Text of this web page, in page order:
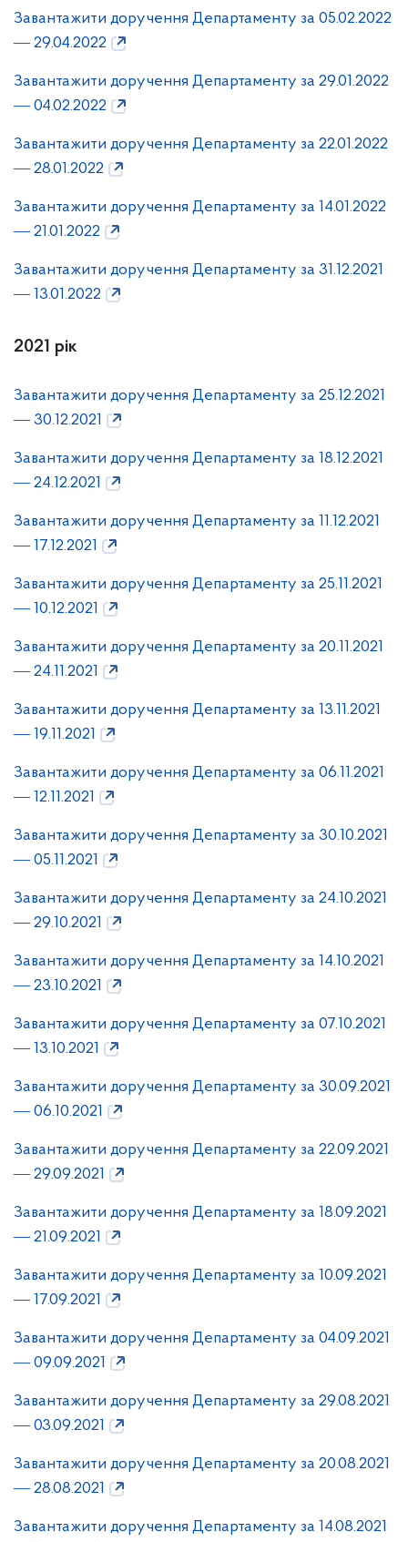
Завантажити доручення Департаменту за 05.02.2022
― 29.04.2022
Завантажити доручення Департаменту за 29.01.2022
― 04.02.2022
Завантажити доручення Департаменту за 22.01.2022
― 28.01.2022
Завантажити доручення Департаменту за 14.01.2022
― 21.01.2022
Завантажити доручення Департаменту за 31.12.2021
― 13.01.2022
2021 рік
Завантажити доручення Департаменту за 25.12.2021
― 30.12.2021
Завантажити доручення Департаменту за 18.12.2021
― 24.12.2021
Завантажити доручення Департаменту за 11.12.2021
― 17.12.2021
Завантажити доручення Департаменту за 25.11.2021
― 10.12.2021
Завантажити доручення Департаменту за 20.11.2021
― 24.11.2021
Завантажити доручення Департаменту за 13.11.2021
― 19.11.2021
Завантажити доручення Департаменту за 06.11.2021
― 12.11.2021
Завантажити доручення Департаменту за 30.10.2021
― 05.11.2021
Завантажити доручення Департаменту за 24.10.2021
― 29.10.2021
Завантажити доручення Департаменту за 14.10.2021
― 23.10.2021
Завантажити доручення Департаменту за 07.10.2021
― 13.10.2021
Завантажити доручення Департаменту за 30.09.2021
― 06.10.2021
Завантажити доручення Департаменту за 22.09.2021
― 29.09.2021
Завантажити доручення Департаменту за 18.09.2021
― 21.09.2021
Завантажити доручення Департаменту за 10.09.2021
― 17.09.2021
Завантажити доручення Департаменту за 04.09.2021
― 09.09.2021
Завантажити доручення Департаменту за 29.08.2021
― 03.09.2021
Завантажити доручення Департаменту за 20.08.2021
― 28.08.2021
Завантажити доручення Департаменту за 14.08.2021